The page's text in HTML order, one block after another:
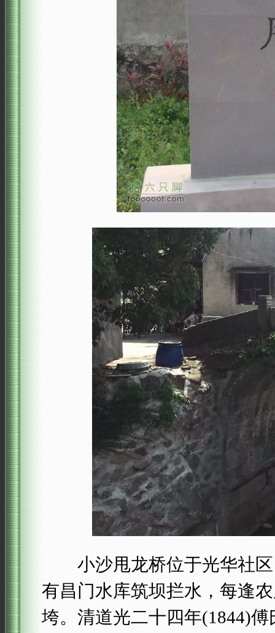
小沙甩龙桥位于光华社区
有昌门水库筑坝拦水，每逢
垮。清道光二十四年(1844)